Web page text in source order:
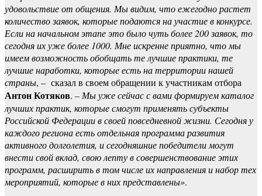
удовольствие от общения. Мы видим, что ежегодно растет
количество заявок, которые подаются на участие в конкурсе.
Если на начальном этапе это было чуть более 200 заявок, то
сегодня их уже более 1000. Мне искренне приятно, что мы
имеем возможность обобщать те лучшие практики, те
лучшие наработки, которые есть на территории нашей
страны, – сказал в своем обращении к участникам отбора
Антон Котяков. – Мы уже сейчас с вами формируем каталог
лучших практик, которые смогут применять субъекты
Российской Федерации в своей повседневной жизни. Сегодня у
каждого региона есть отдельная программа развития
активного долголетия, и сегодняшние победители могут
внести свой вклад, свою лепту в совершенствование этих
программ, расширить в том числе их направления и набор тех
мероприятий, которые в них представлены».